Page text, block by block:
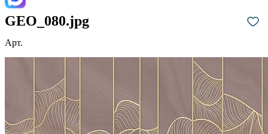
GEO_080.jpg
Арт.